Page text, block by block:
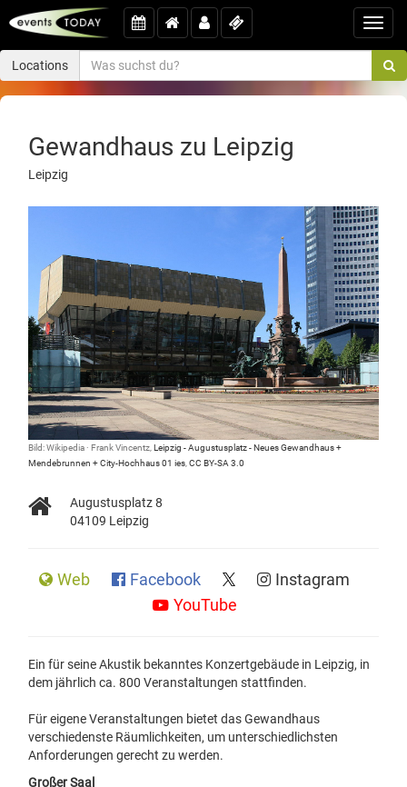
Locations
Gewandhaus zu Leipzig
Leipzig
Bild: Wikipedia · Frank Vincentz,Leipzig - Augustusplatz - Neues Gewandhaus +
Mendebrunnen + City-Hochhaus 01 ies,CC BY-SA 3.0
Augustusplatz 8
04109 Leipzig
Web Facebook
Instagram
YouTube
Ein für seine Akustik bekanntes Konzertgebäude in Leipzig, in
dem jährlich ca. 800 Veranstaltungen stattfinden.
Für eigene Veranstaltungen bietet das Gewandhaus
verschiedenste Räumlichkeiten, um unterschiedlichsten
Anforderungen gerecht zu werden.
Großer Saal